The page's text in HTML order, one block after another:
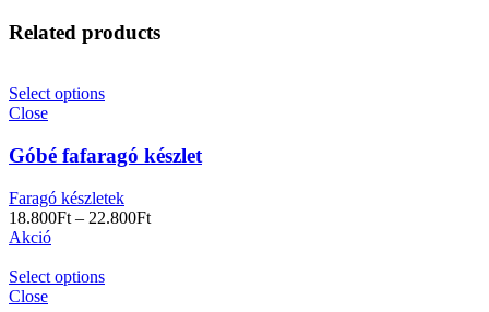
Related products
Select options
Close
Góbé fafaragó készlet
Faragó készletek
18.800Ft – 22.800Ft
Akció
Select options
Close